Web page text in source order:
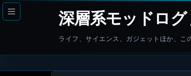
コ
ン
へ
ナ
ビ
ョ
深層系モッドログ
ライフ、サイエンス、ガジェットほか、こ